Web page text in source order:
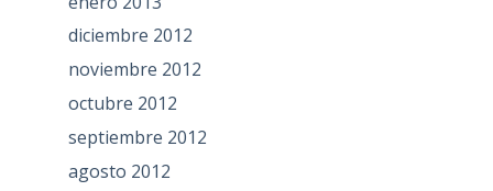
diciembre 2012
noviembre 2012
octubre 2012
septiembre 2012
agosto 2012